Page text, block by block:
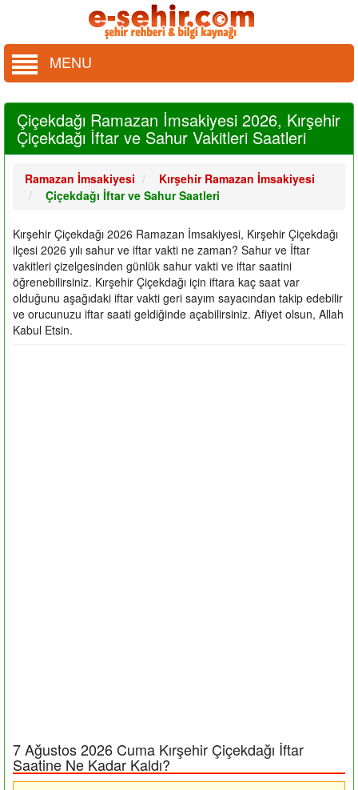
MENU
Çiçekdağı Ramazan İmsakiyesi 2026, Kırşehir
Çiçekdağı İftar ve Sahur Vakitleri Saatleri
Ramazan İmsakiyesi
Kırşehir Ramazan İmsakiyesi
Çiçekdağı İftar ve Sahur Saatleri
Kırşehir Çiçekdağı 2026 Ramazan İmsakiyesi, Kırşehir Çiçekdağı
ilçesi 2026 yılı sahur ve iftar vakti ne zaman? Sahur ve İftar
vakitleri çizelgesinden günlük sahur vakti ve iftar saatini
öğrenebilirsiniz. Kırşehir Çiçekdağı için iftara kaç saat var
olduğunu aşağıdaki iftar vakti geri sayım sayacından takip edebilir
ve orucunuzu iftar saati geldiğinde açabilirsiniz. Afiyet olsun, Allah
Kabul Etsin.
7 Ağustos 2026 Cuma Kırşehir Çiçekdağı İftar
Saatine Ne Kadar Kaldı?